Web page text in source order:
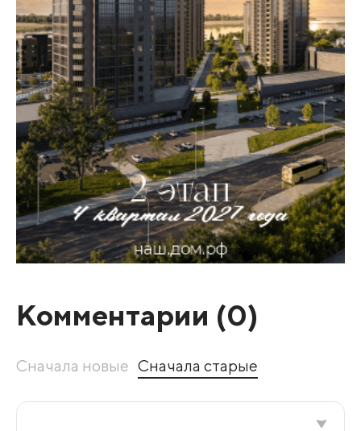
Комментарии (0)
Сначала новые Сначала старые